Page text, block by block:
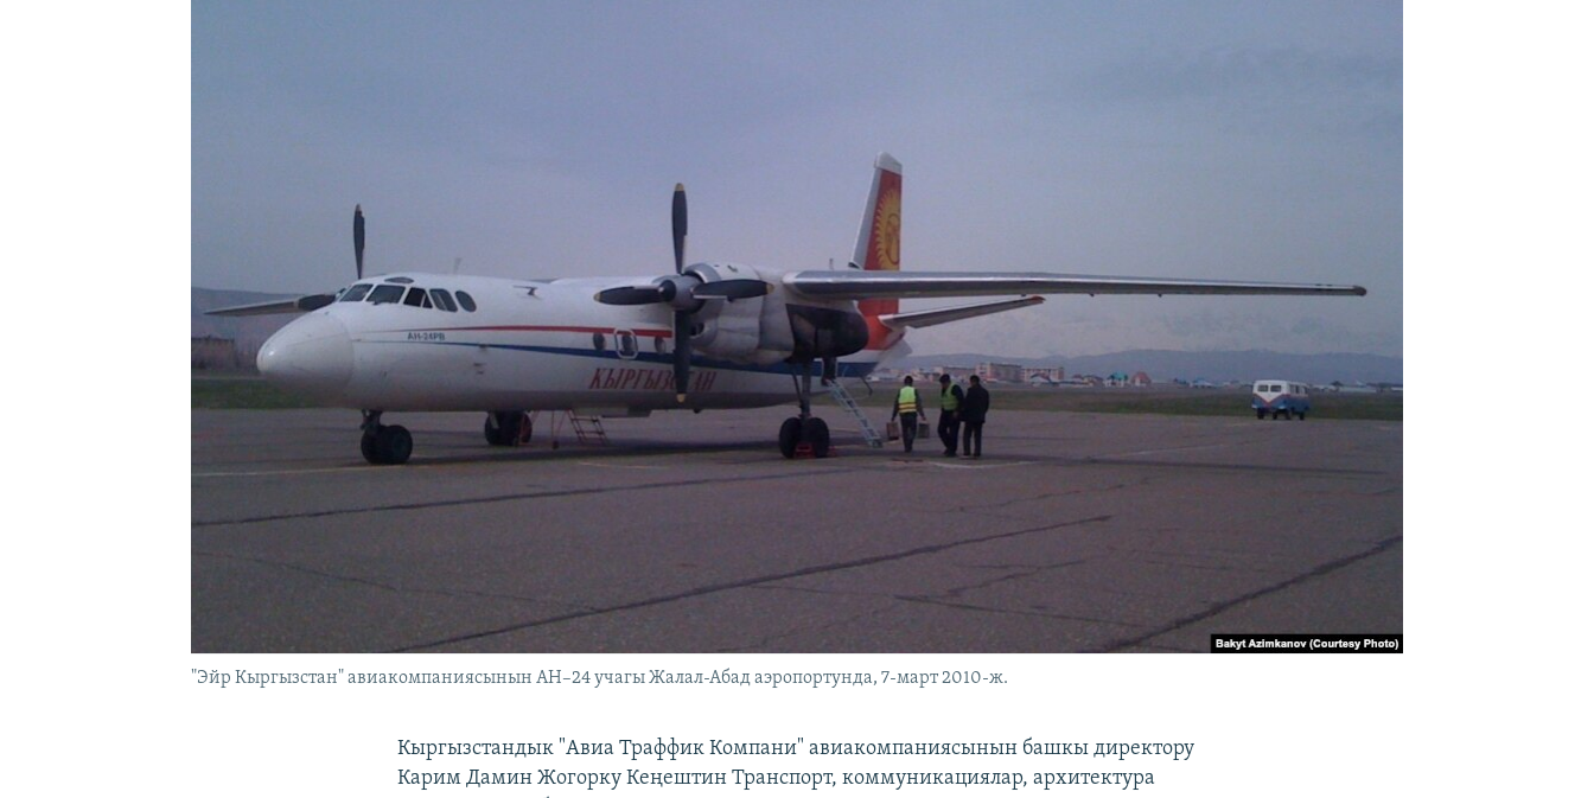
"Эйр Кыргызстан" авиакомпаниясынын АН–24 учагы Жалал-Абад аэропортунда, 7-март 2010-ж.
Кыргызстандык "Авиа Траффик Компани" авиакомпаниясынын башкы директору
Карим Дамин Жогорку Кеңештин Транспорт, коммуникациялар, архитектура